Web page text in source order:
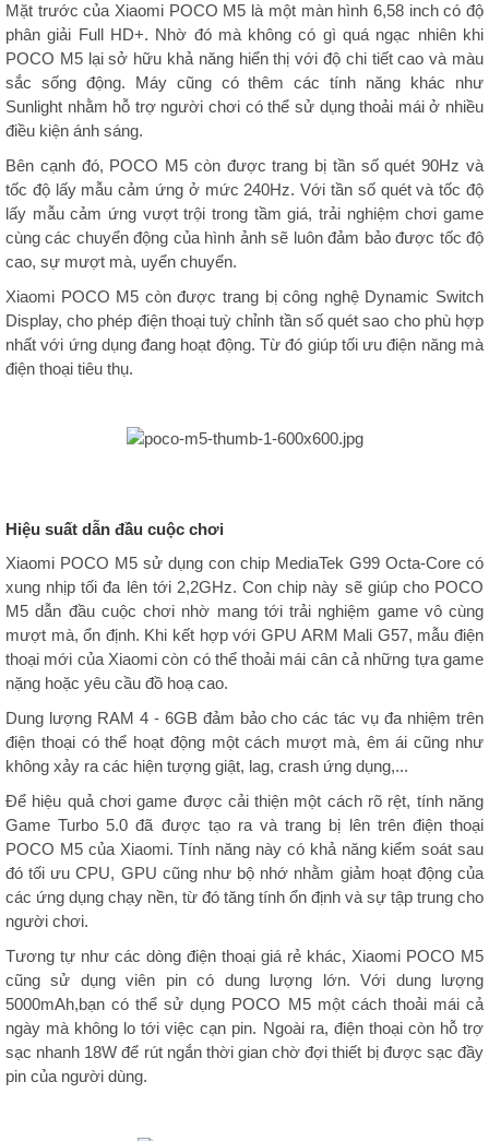
Mặt trước của Xiaomi POCO M5 là một màn hình 6,58 inch có độ
phân giải Full HD+. Nhờ đó mà không có gì quá ngạc nhiên khi
POCO M5 lại sở hữu khả năng hiển thị với độ chi tiết cao và màu
sắc sống động. Máy cũng có thêm các tính năng khác như
Sunlight nhằm hỗ trợ người chơi có thể sử dụng thoải mái ở nhiều
điều kiện ánh sáng.
Bên cạnh đó, POCO M5 còn được trang bị tần số quét 90Hz và
tốc độ lấy mẫu cảm ứng ở mức 240Hz. Với tần số quét và tốc độ
lấy mẫu cảm ứng vượt trội trong tầm giá, trải nghiệm chơi game
cùng các chuyển động của hình ảnh sẽ luôn đảm bảo được tốc độ
cao, sự mượt mà, uyển chuyển.
Xiaomi POCO M5 còn được trang bị công nghệ Dynamic Switch
Display, cho phép điện thoại tuỳ chỉnh tần số quét sao cho phù hợp
nhất với ứng dụng đang hoạt động. Từ đó giúp tối ưu điện năng mà
điện thoại tiêu thụ.
Hiệu suất dẫn đầu cuộc chơi
Xiaomi POCO M5 sử dụng con chip MediaTek G99 Octa-Core có
xung nhịp tối đa lên tới 2,2GHz. Con chip này sẽ giúp cho POCO
M5 dẫn đầu cuộc chơi nhờ mang tới trải nghiệm game vô cùng
mượt mà, ổn định. Khi kết hợp với GPU ARM Mali G57, mẫu điện
thoại mới của Xiaomi còn có thể thoải mái cân cả những tựa game
nặng hoặc yêu cầu đồ hoạ cao.
Dung lượng RAM 4 - 6GB đảm bảo cho các tác vụ đa nhiệm trên
điện thoại có thể hoạt động một cách mượt mà, êm ái cũng như
không xảy ra các hiện tượng giật, lag, crash ứng dụng,...
Để hiệu quả chơi game được cải thiện một cách rõ rệt, tính năng
Game Turbo 5.0 đã được tạo ra và trang bị lên trên điện thoại
POCO M5 của Xiaomi. Tính năng này có khả năng kiểm soát sau
đó tối ưu CPU, GPU cũng như bộ nhớ nhằm giảm hoạt động của
các ứng dụng chạy nền, từ đó tăng tính ổn định và sự tập trung cho
người chơi.
Tương tự như các dòng điện thoại giá rẻ khác, Xiaomi POCO M5
cũng sử dụng viên pin có dung lượng lớn. Với dung lượng
5000mAh,bạn có thể sử dụng POCO M5 một cách thoải mái cả
ngày mà không lo tới việc cạn pin. Ngoài ra, điện thoại còn hỗ trợ
sạc nhanh 18W để rút ngắn thời gian chờ đợi thiết bị được sạc đầy
pin của người dùng.